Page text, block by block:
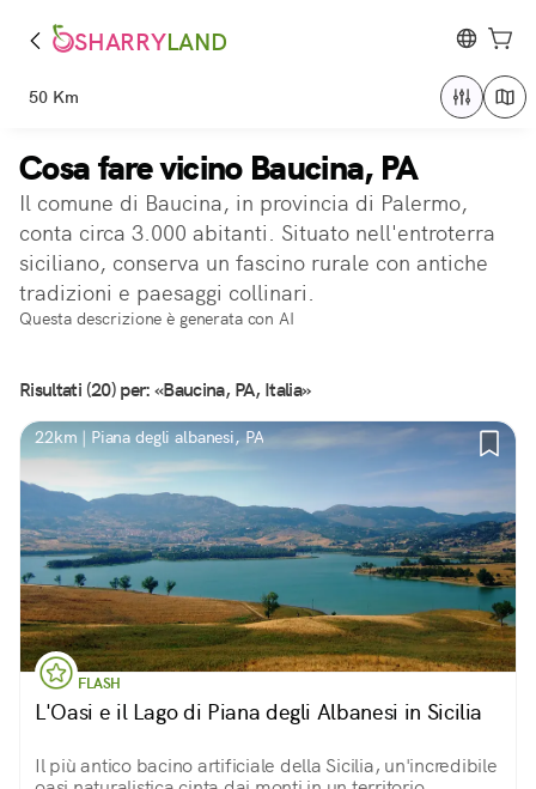
SHARRYLAND
50 Km
Cosa fare vicino Baucina, PA
Il comune di Baucina, in provincia di Palermo,
conta circa 3.000 abitanti. Situato nell'entroterra
siciliano, conserva un fascino rurale con antiche
tradizioni e paesaggi collinari.
Questa descrizione è generata con AI
Risultati (20) per: «Baucina, PA, Italia»
22km | Piana degli albanesi, PA
FLASH
L'Oasi e il Lago di Piana degli Albanesi in Sicilia
Il più antico bacino artificiale della Sicilia, un'incredibile